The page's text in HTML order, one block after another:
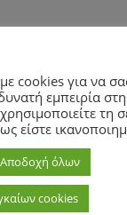
Page1/2
cookies για να
εμπειρία
τη
είστε
Αποδοχή όλων
cookies